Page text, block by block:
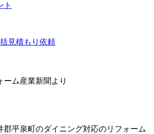
ト
見積もり依頼
ーム産業新聞より
郡平泉町のダイニング対応のリフォーム